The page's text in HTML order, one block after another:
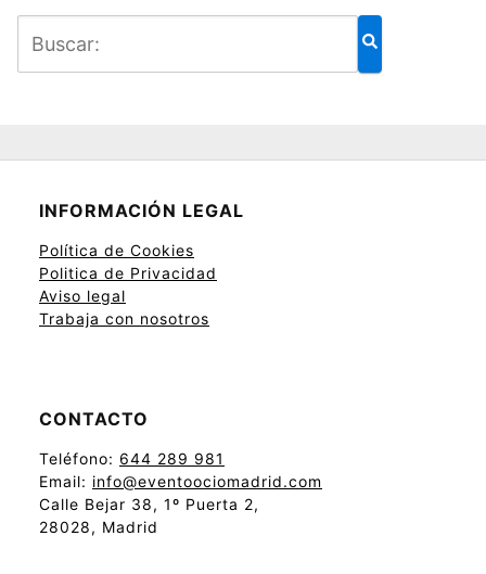
INFORMACIÓN LEGAL
Política de Cookies
Politica de Privacidad
Aviso legal
Trabaja con nosotros
CONTACTO
Teléfono: 644 289 981
Email: info@eventoociomadrid.com
Calle Bejar 38, 1º Puerta 2,
28028, Madrid